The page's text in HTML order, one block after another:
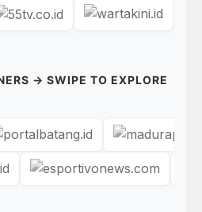
→ SWIPE TO EXPLORE